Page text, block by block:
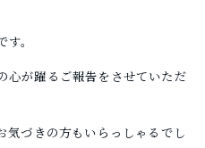
。
心が躍るご報告をさせていただ
づきの方もいらっしゃるでし